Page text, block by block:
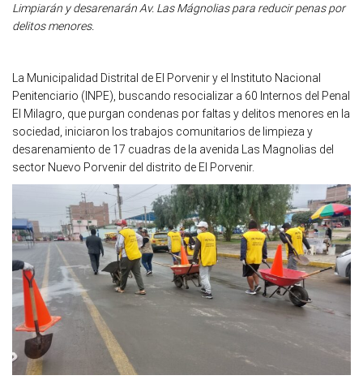
Limpiarán y desarenarán Av. Las Mágnolias para reducir penas por
delitos menores.
La Municipalidad Distrital de El Porvenir y el Instituto Nacional
Penitenciario (INPE), buscando resocializar a 60 Internos del Penal
El Milagro, que purgan condenas por faltas y delitos menores en la
sociedad, iniciaron los trabajos comunitarios de limpieza y
desarenamiento de 17 cuadras de la avenida Las Magnolias del
sector Nuevo Porvenir del distrito de El Porvenir.